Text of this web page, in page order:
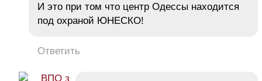
И это при том что центр Одессы находится
под охраной ЮНЕСКО!
Ответить